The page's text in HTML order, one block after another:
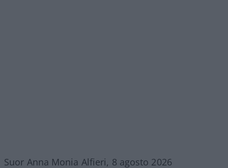
Suor Anna Monia Alfieri, 8 agosto 2026